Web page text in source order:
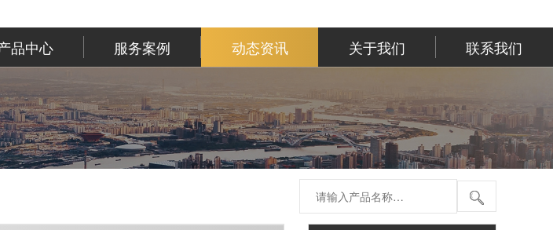
品中心 服务案例 动态资讯 关于我们 联系我们